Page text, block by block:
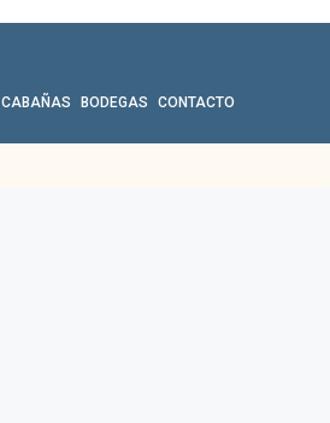
CABAÑAS BODEGAS CONTACTO